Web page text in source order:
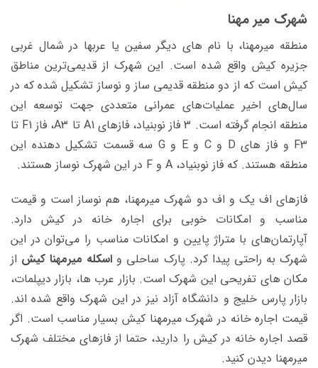
شهرک میر مهنا
منطقه میرمهنا، با نام های دیگر سفین یا عربها در شمال غربی
جزیره کیش واقع شده است. این شهرک از قدیمی‌ترین مناطق
کیش است که از دو منطقه قدیمی ساز و نوساز تشکیل شده که در
سال‌های اخیر عملیات‌های عمرانی متعددی جهت توسعه این
منطقه انجام گرفته است. 3 فاز نوبنیاد، فازهای A1 تا A3، فاز F1 تا
F3 و فاز های D و C و E و G سه قسمت تشکیل دهنده این
منطقه هستند. که فاز نوبنیاد، A و F در این شهرک نوساز هستند.
فازهای اف یک و اف دو شهرک میرمهنا، هم نوساز است و قیمت
مناسب و امکانات خوبی برای اجاره خانه در کیش دارد.
آپارتمان‌های با متراژ پایین و امکانات مناسب را می‌توان در این
شهرک به راحتی پیدا کرد. پارک ساحلی و اسکله میرمهنا کیش از
مکان های تفریحی این شهرک است. بازار عرب ها، بازار دیپلمات،
بازار پارس خلیج و دانشگاه آزاد نیز در این شهرک واقع شده اند.
قیمت اجاره خانه در شهرک میرمهنا کیش بسیار مناسب است. اگر
قصد اجاره خانه در کیش را دارید، حتما از فازهای مختلف شهرک
میرمهنا دیدن کنید.